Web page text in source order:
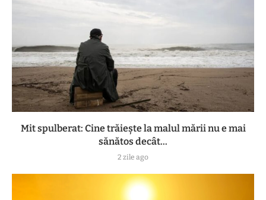
Mit spulberat: Cine trăiește la malul mării nu e mai
sănătos decât...
2 zile ago